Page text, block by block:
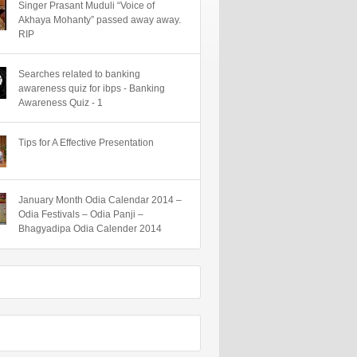
Singer Prasant Muduli “Voice of
Akhaya Mohanty” passed away away.
RIP
Searches related to banking
awareness quiz for ibps - Banking
Awareness Quiz - 1
Tips for A Effective Presentation
January Month Odia Calendar 2014 –
Odia Festivals – Odia Panji –
Bhagyadipa Odia Calender 2014